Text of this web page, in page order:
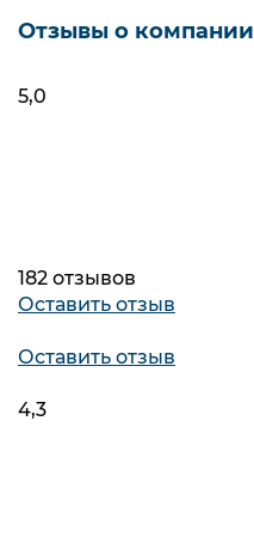
Отзывы о компании
5,0
182 отзывов
Оставить отзыв
Оставить отзыв
4,3